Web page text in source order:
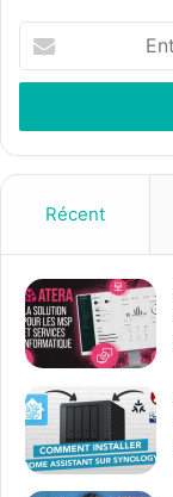
t
e
z
r
e
a
d
s
e
Récent